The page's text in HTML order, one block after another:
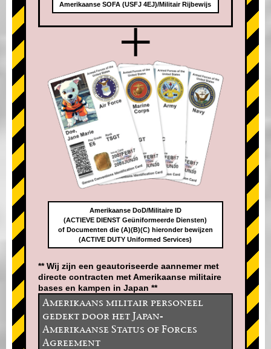
Amerikaanse SOFA (USFJ 4EJ)/Militair Rijbewijs
+
Amerikaanse DoD/Militaire ID
(ACTIEVE DIENST Geüniformeerde Diensten)
of Documenten die (A)(B)(C) hieronder bewijzen
(ACTIVE DUTY Uniformed Services)
** Wij zijn een geautoriseerde aannemer met
directe contracten met Amerikaanse militaire
bases en kampen in Japan **
Amerikaans militair personeel
gedekt door het Japan-
Amerikaanse Status of Forces
Agreement